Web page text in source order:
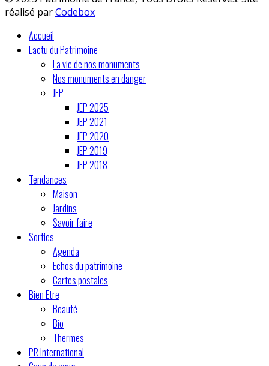
réalisé parCodebox
Accueil
L'actu du Patrimoine
La vie de nos monuments
Nos monuments en danger
JEP
JEP 2025
JEP 2021
JEP 2020
JEP 2019
JEP 2018
Tendances
Maison
Jardins
Savoir faire
Sorties
Agenda
Echos du patrimoine
Cartes postales
Bien Etre
Beauté
Bio
Thermes
PR International